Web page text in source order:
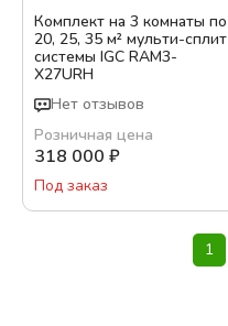
Комплект на 3 комнаты по
20, 25, 35 м² мульти-сплит
системы IGC RAM3-
X27URH
Нет отзывов
Розничная цена
318 000 ₽
Под заказ
1